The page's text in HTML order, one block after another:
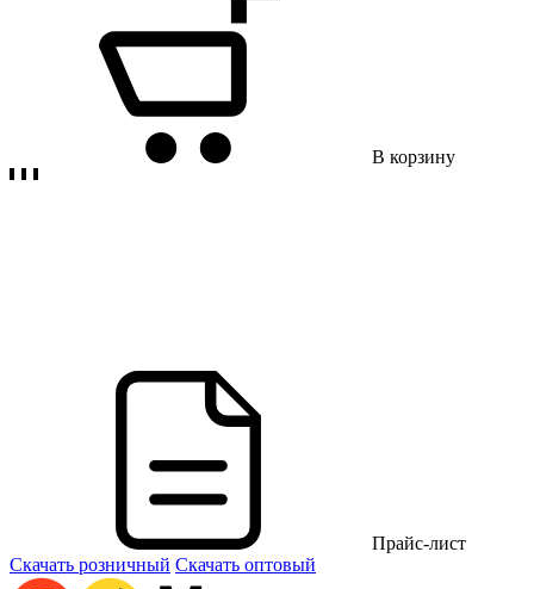
В корзину
Прайс-лист
Скачать розничный Скачать оптовый